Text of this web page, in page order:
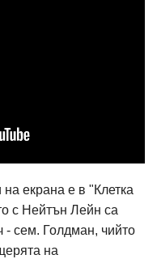
екрана е в "Клетка
с Нейтън Лейн са
- сем. Голдман, чийто
на